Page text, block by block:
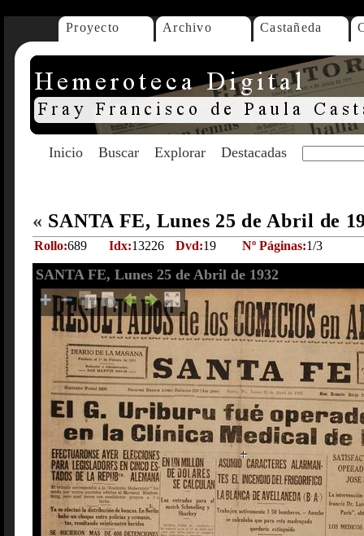
Proyecto Archivo Castañeda
Inicio Buscar Explorar Destacadas
« SANTA FE, Lunes 25 de Abril de
Rollo:689 Idx:13226 Dvd:19 Nº Páginas:1/3
SANTA FE, Lunes 25 de Abril de 1932